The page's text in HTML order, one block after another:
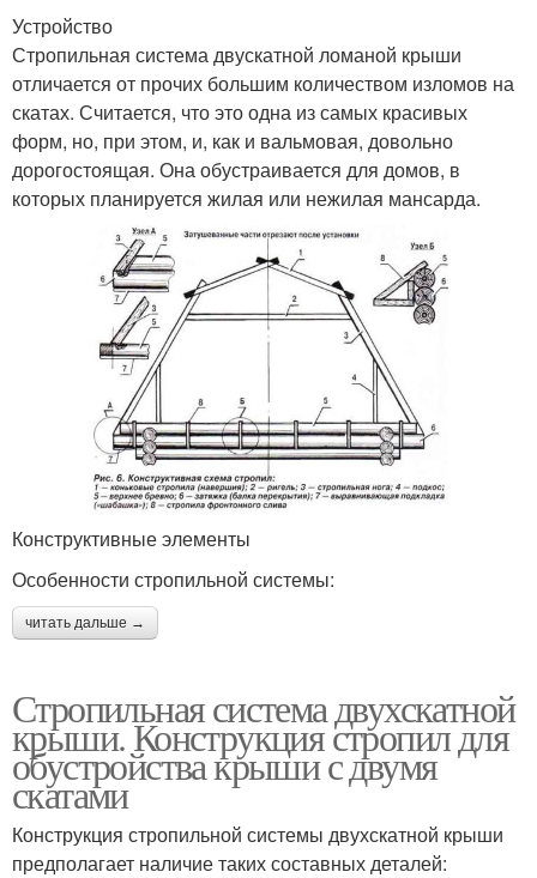
Устройство
Стропильная система двускатной ломаной крыши
отличается от прочих большим количеством изломов на
скатах. Считается, что это одна из самых красивых
форм, но, при этом, и, как и вальмовая, довольно
дорогостоящая. Она обустраивается для домов, в
которых планируется жилая или нежилая мансарда.
Конструктивные элементы
Особенности стропильной системы:
читать дальше →
Стропильная система двухскатной
крыши. Конструкция стропил для
обустройства крыши с двумя
скатами
Конструкция стропильной системы двухскатной крыши
предполагает наличие таких составных деталей: